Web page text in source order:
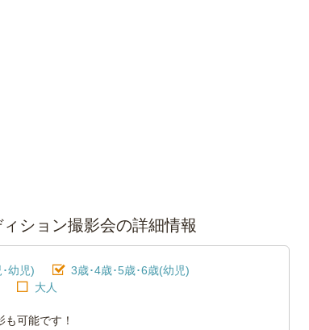
ション撮影会の詳細情報
幼児)
3歳･4歳･5歳･6歳(幼児)
大人
可能です！